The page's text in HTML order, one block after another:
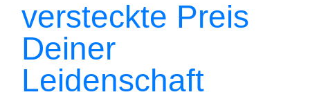
versteckte Preis
Deiner
Leidenschaft